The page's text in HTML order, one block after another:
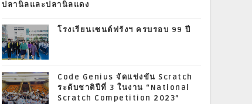
ปลานิลและปลานิลแดง
โรงเรียนเซนต์ฟรังฯ ครบรอบ 99 ปี
Code Genius จัดแข่งขัน Scratch
ระดับชาติปีที่ 3 ในงาน “National
Scratch Competition 2023”